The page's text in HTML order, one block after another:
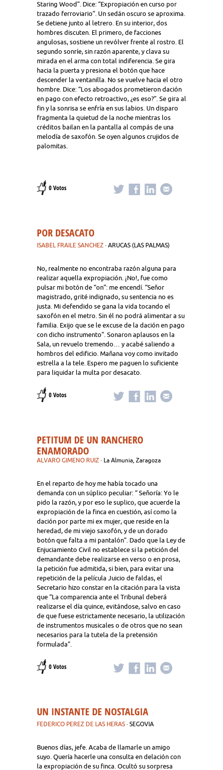
Staring Wood”. Dice: “Expropiación en curso por
trazado ferroviario”. Un sedán oscuro se aproxima.
Se detiene junto al letrero. En su interior, dos
hombres discuten. El primero, de facciones
angulosas, sostiene un revólver frente al rostro. El
segundo sonríe, sin razón aparente, y clava su
mirada en el arma con total indiferencia. Se gira
hacia la puerta y presiona el botón que hace
descender la ventanilla. No se vuelve hacia el otro
hombre. Dice: “Los abogados prometieron dación
en pago con efecto retroactivo, ¿es eso?”. Se gira al
fin y la sonrisa se enfría en sus labios. Un disparo
fragmenta la quietud de la noche mientras los
créditos bailan en la pantalla al compás de una
melodía de saxofón. Se oyen algunos crujidos de
palomitas.
0 Votos
POR DESACATO
ISABEL FRAILE SANCHEZ · ARUCAS (LAS PALMAS)
No, realmente no encontraba razón alguna para
realizar aquella expropiación. ¡No!, fue como
pulsar mi botón de “on”: me encendí. “Señor
magistrado, grité indignado, su sentencia no es
justa. Mi defendido se gana la vida tocando el
saxofón en el metro. Sin él no podrá alimentar a su
familia. Exijo que se le excuse de la dación en pago
con dicho instrumento”. Sonaron aplausos en la
Sala, un revuelo tremendo… y acabé saliendo a
hombros del edificio. Mañana voy como invitado
estrella a la tele. Espero me paguen lo suficiente
para liquidar la multa por desacato.
0 Votos
PETITUM DE UN RANCHERO
ENAMORADO
ALVARO GIMENO RUIZ · La Almunia, Zaragoza
En el reparto de hoy me había tocado una
demanda con un súplico peculiar: “ Señoría: Yo le
pido la razón, y por eso le suplico, que acuerde la
expropiación de la finca en cuestión, así como la
dación por parte mi ex mujer, que reside en la
heredad, de mi viejo saxofón, y de un dorado
botón que falta a mi pantalón”. Dado que la Ley de
Enjuciamiento Civil no establece si la petición del
demandante debe realizarse en verso o en prosa,
la petición fue admitida, si bien, para evitar una
repetición de la película Juicio de faldas, el
Secretario hizo constar en la citación para la vista
que “La comparencia ante el Tribunal deberá
realizarse el día quince, evitándose, salvo en caso
de que fuese estrictamente necesario, la utilización
de instrumentos musicales o de otros que no sean
necesarios para la tutela de la pretensión
formulada”.
0 Votos
UN INSTANTE DE NOSTALGIA
FEDERICO PEREZ DE LAS HERAS · SEGOVIA
Buenos días, jefe. Acaba de llamarle un amigo
suyo. Quería hacerle una consulta en delación con
la expropiación de su finca. Ocultó su sorpresa